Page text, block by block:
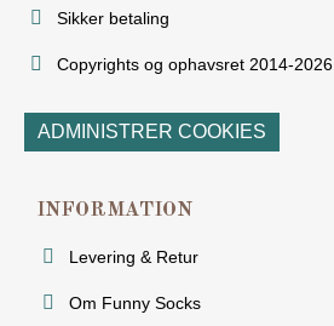
Sikker betaling
Copyrights og ophavsret 2014-2026
ADMINISTRER COOKIES
INFORMATION
Levering & Retur
Om Funny Socks